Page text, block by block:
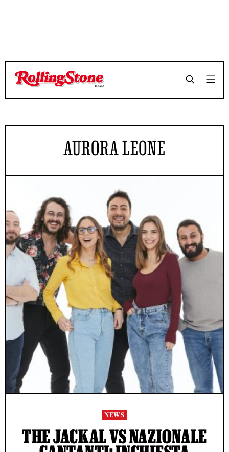
AURORA LEONE
NEWS
THE JACKAL VS NAZIONALE